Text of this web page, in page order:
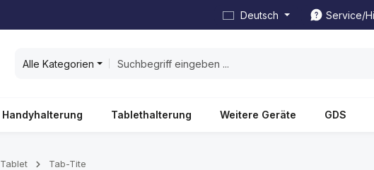
Deutsch Service/
Alle Kategorien
Handyhalterung Tablethalterung Weitere Geräte GDS
Tablet Tab-Tite